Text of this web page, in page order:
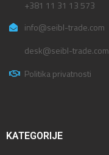
+381 11 31 13 573
info@seibl-trade.com
desk@seibl-trade.com
Politika privatnosti
KATEGORIJE